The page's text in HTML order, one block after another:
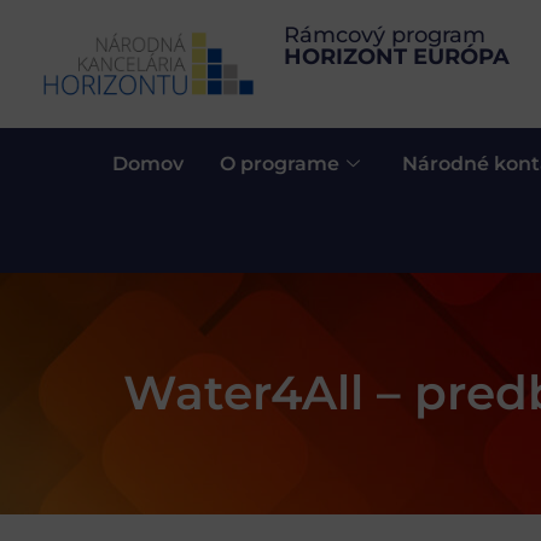
Rámcový program
HORIZONT EURÓPA
Domov O programe Národné
Water4All –